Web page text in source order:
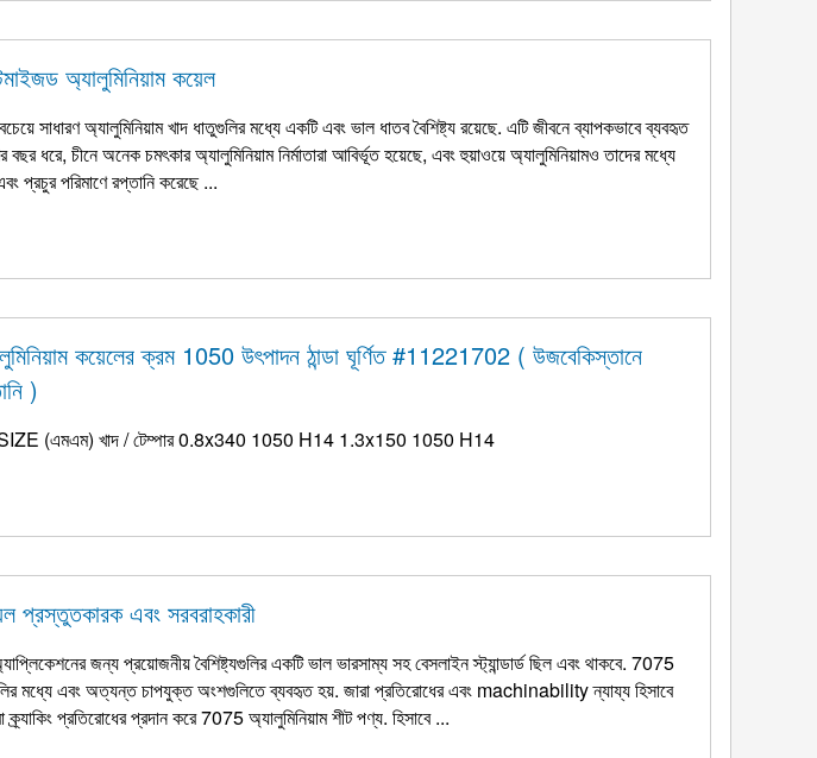
অ্যালুমিনিয়াম কয়েল
সাধারণ অ্যালুমিনিয়াম খাদ ধাতুগুলির মধ্যে একটি এবং ভাল ধাতব বৈশিষ্ট্য রয়েছে. এটি জীবনে ব্যাপকভাবে ব্যবহৃত
বছর ধরে, চীনে অনেক চমৎকার অ্যালুমিনিয়াম নির্মাতারা আবির্ভূত হয়েছে, এবং হুয়াওয়ে অ্যালুমিনিয়ামও তাদের মধ্যে
প্রচুর পরিমাণে রপ্তানি করেছে ...
কয়েলের ক্রম 1050 উৎপাদন ঠান্ডা ঘূর্ণিত #11221702 ( উজবেকিস্তানে
)
SIZE (এমএম) খাদ / টেম্পার 0.8x340 1050 H14 1.3x150 1050 H14
প্রস্তুতকারক এবং সরবরাহকারী
জন্য প্রয়োজনীয় বৈশিষ্ট্যগুলির একটি ভাল ভারসাম্য সহ বেসলাইন স্ট্যান্ডার্ড ছিল এবং থাকবে. 7075
মধ্যে এবং অত্যন্ত চাপযুক্ত অংশগুলিতে ব্যবহৃত হয়. জারা প্রতিরোধের এবং machinability ন্যায্য হিসাবে
প্রতিরোধের প্রদান করে 7075 অ্যালুমিনিয়াম শীট পণ্য. হিসাবে ...